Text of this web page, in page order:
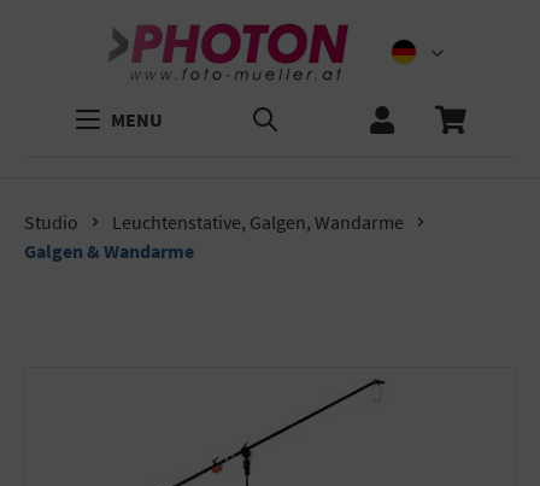
MENU
Studio
Leuchtenstative, Galgen, Wandarme
Galgen & Wandarme